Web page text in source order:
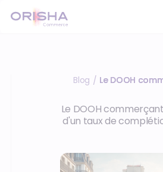
Blog / Le DOOH
Le DOOH
d'un taux de